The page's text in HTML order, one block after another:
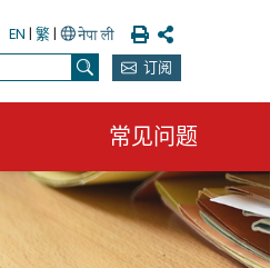
EN | 繁| 列印 分享
搜寻 订阅
常见问题